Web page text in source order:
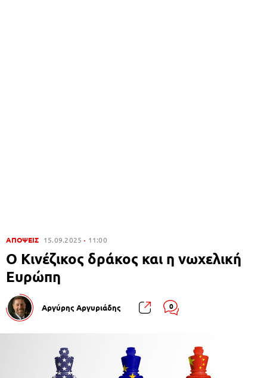
ΑΠΟΨΕΙΣ 15.09.2025 11:00
Ο Κινέζικος δράκος και η νωχελική
Ευρώπη
Αργύρης Αργυριάδης 0